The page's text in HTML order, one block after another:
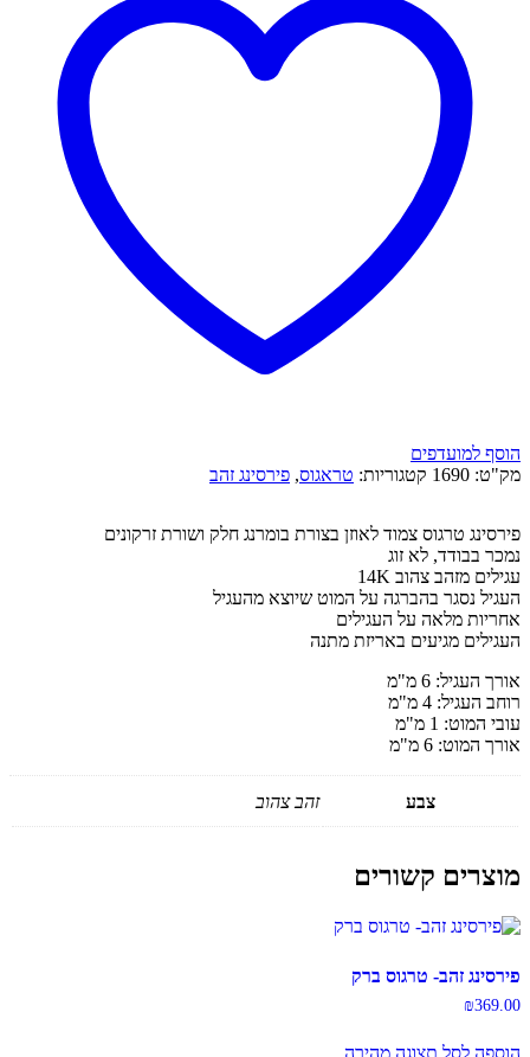
הוסף למועדפים
מק"ט: 1690 קטגוריות: טראגוס, פירסינג זהב
פירסינג טרגוס צמוד לאוזן בצורת בומרנג חלק ושורת זרקונים
נמכר בבודד, לא זוג
עגילים מזהב צהוב 14K
העגיל נסגר בהברגה על המוט שיוצא מהעגיל
אחריות מלאה על העגילים
העגילים מגיעים באריזת מתנה
אורך העגיל: 6 מ"מ
רוחב העגיל: 4 מ"מ
עובי המוט: 1 מ"מ
אורך המוט: 6 מ"מ
צבע זהב צהוב
מוצרים קשורים
פירסינג זהב- טרגוס ברק
₪369.00
הוספה לסל תצוגה מהירה